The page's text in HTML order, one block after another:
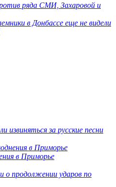
ряда СМИ, Захаровой и
в Донбассе еще не видели
за русские песни
в Приморье